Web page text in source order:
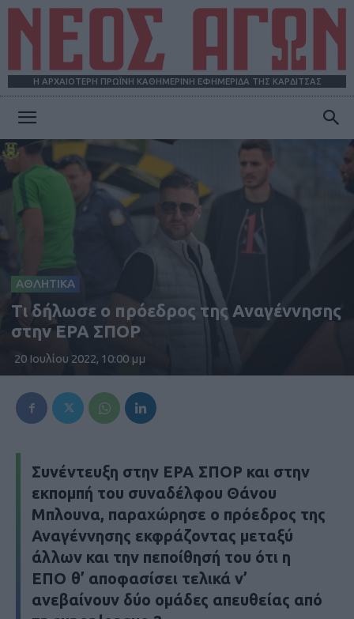
Η ΑΡΧΑΙΟΤΕΡΗ ΠΡΩΪΝΗ ΚΑΘΗΜΕΡΙΝΗ ΕΦΗΜΕΡΙΔΑ ΤΗΣ ΚΑΡΔΙΤΣΑΣ
ΑΓΩΝ
ΑΘΛΗΤΙΚΑ
Τι δήλωσε ο πρόεδρος της Αναγέννησης
στην ΕΡΑ ΣΠΟΡ
20 Ιουλίου 2022, 10:00 μμ
Συνέντευξη στην ΕΡΑ ΣΠΟΡ και στην
εκπομπή του συναδέλφου Θάνου
Μπλουνα, παραχώρησε ο πρόεδρος της
Αναγέννησης εκφράζοντας μεταξύ
άλλων και την πεποίθησή του ότι η
ΕΠΟ θ’ αποφασίσει τελικά ν’
ανεβαίνουν δύο ομάδες απευθείας από